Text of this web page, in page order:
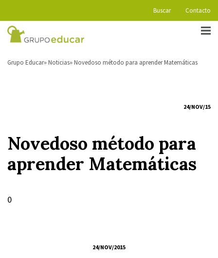
Buscar Contacto
Grupo Educar Noticias Novedoso método para aprender Matemáticas
24/NOV/15
Novedoso método para
aprender Matemáticas
0
24/NOV/2015